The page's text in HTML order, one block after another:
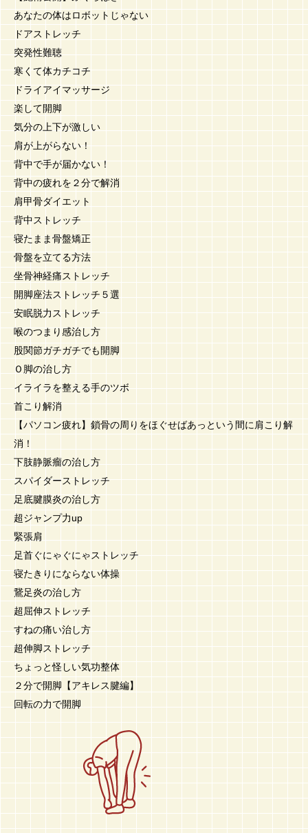
あなたの体はロボットじゃない
ドアストレッチ
突発性難聴
寒くて体カチコチ
ドライアイマッサージ
楽して開脚
気分の上下が激しい
肩が上がらない！
背中で手が届かない！
背中の疲れを２分で解消
肩甲骨ダイエット
背中ストレッチ
寝たまま骨盤矯正
骨盤を立てる方法
坐骨神経痛ストレッチ
開脚座法ストレッチ５選
安眠脱力ストレッチ
喉のつまり感治し方
股関節ガチガチでも開脚
Ｏ脚の治し方
イライラを整える手のツボ
首こり解消
【パソコン疲れ】鎖骨の周りをほぐせばあっという間に肩こり解
消！
下肢静脈瘤の治し方
スパイダーストレッチ
足底腱膜炎の治し方
超ジャンプ力up
緊張肩
足首ぐにゃぐにゃストレッチ
寝たきりにならない体操
鵞足炎の治し方
超屈伸ストレッチ
すねの痛い治し方
超伸脚ストレッチ
ちょっと怪しい気功整体
２分で開脚【アキレス腱編】
回転の力で開脚